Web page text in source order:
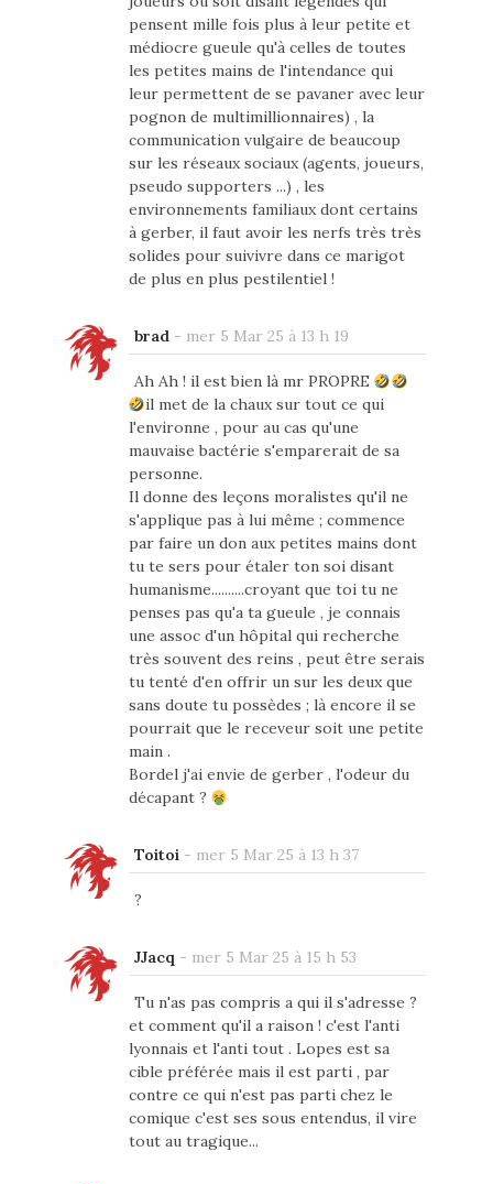
pensent mille fois plus à leur petite et
médiocre gueule qu'à celles de toutes
les petites mains de l'intendance qui
leur permettent de se pavaner avec leur
pognon de multimillionnaires) , la
communication vulgaire de beaucoup
sur les réseaux sociaux (agents, joueurs,
pseudo supporters ...) , les
environnements familiaux dont certains
à gerber, il faut avoir les nerfs très très
solides pour suivivre dans ce marigot
de plus en plus pestilentiel !
brad- mer 5 Mar 25 à 13 h 19
Ah Ah ! il est bien là mr PROPRE
il met de la chaux sur tout ce qui
l'environne , pour au cas qu'une
mauvaise bactérie s'emparerait de sa
personne.
Il donne des leçons moralistes qu'il ne
s'applique pas à lui même ; commence
par faire un don aux petites mains dont
tu te sers pour étaler ton soi disant
humanisme..........croyant que toi tu ne
penses pas qu'a ta gueule , je connais
une assoc d'un hôpital qui recherche
très souvent des reins , peut être serais
tu tenté d'en offrir un sur les deux que
sans doute tu possèdes ; là encore il se
pourrait que le receveur soit une petite
main .
Bordel j'ai envie de gerber , l'odeur du
décapant ?
Toitoi- mer 5 Mar 25 à 13 h 37
?
JJacq - mer 5 Mar 25 à 15 h 53
Tu n'as pas compris a qui il s'adresse ?
et comment qu'il a raison ! c'est l'anti
lyonnais et l'anti tout . Lopes est sa
cible préférée mais il est parti , par
contre ce qui n'est pas parti chez le
comique c'est ses sous entendus, il vire
tout au tragique...